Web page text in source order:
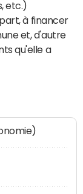
etc.)
à financer
et, d'autre
qu'elle a